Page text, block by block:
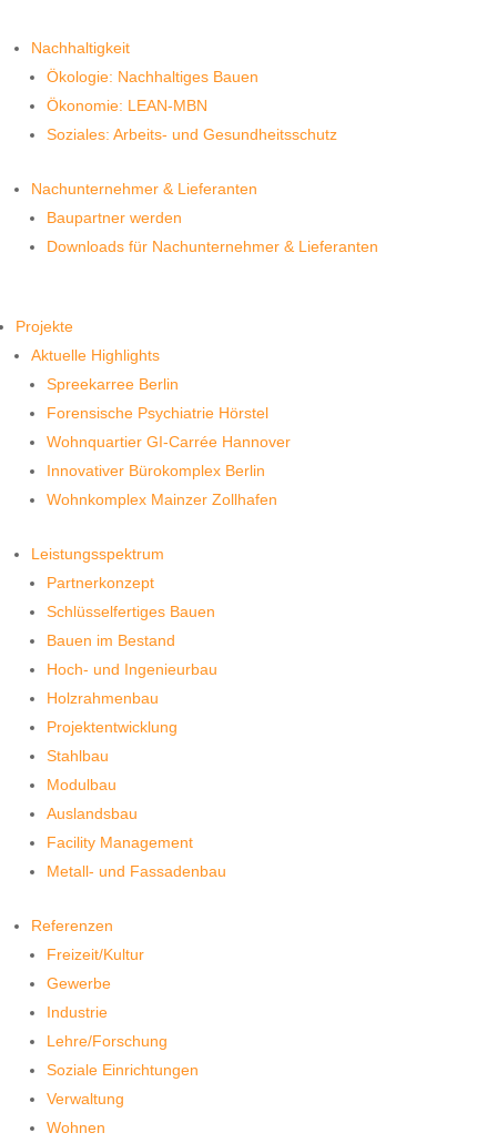
Nachhaltigkeit
Ökologie: Nachhaltiges Bauen
Ökonomie: LEAN-MBN
Soziales: Arbeits- und Gesundheitsschutz
Nachunternehmer & Lieferanten
Baupartner werden
Downloads für Nachunternehmer & Lieferanten
Projekte
Aktuelle Highlights
Spreekarree Berlin
Forensische Psychiatrie Hörstel
Wohnquartier GI-Carrée Hannover
Innovativer Bürokomplex Berlin
Wohnkomplex Mainzer Zollhafen
Leistungsspektrum
Partnerkonzept
Schlüsselfertiges Bauen
Bauen im Bestand
Hoch- und Ingenieurbau
Holzrahmenbau
Projektentwicklung
Stahlbau
Modulbau
Auslandsbau
Facility Management
Metall- und Fassadenbau
Referenzen
Freizeit/Kultur
Gewerbe
Industrie
Lehre/Forschung
Soziale Einrichtungen
Verwaltung
Wohnen